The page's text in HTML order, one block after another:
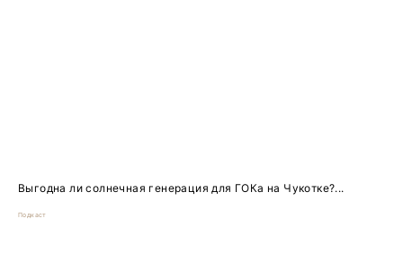
Выгодна ли солнечная генерация для ГОКа на Чукотке?...
Подкаст